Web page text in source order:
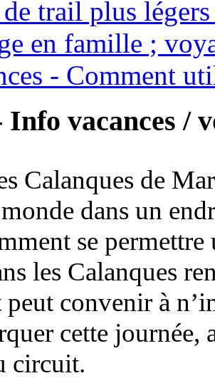
de trail plus
en famille ;
- Comment
Info vacances /
Calanques de
dans un
se permettre
les Calanques
peut convenir à
cette journée,
circuit.